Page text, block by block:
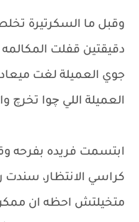
وقبل ما السكرتيرة
دقيقتين قفلت
جوي العميلة لغت
العميلة اللي چوا تخرچ
ابتسمت فريده بفرحه
كراسي الانتظار، سندت
متخيلتش احظه ان ممكن